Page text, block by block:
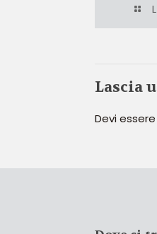
Lascia
Devi essere